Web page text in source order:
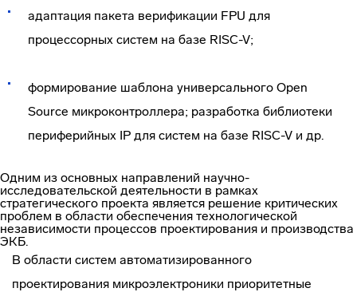
адаптация пакета верификации FPU для
процессорных систем на базе RISC-V;
формирование шаблона универсального Open
Source микроконтроллера; разработка библиотеки
периферийных IP для систем на базе RISC-V и др.
Одним из основных направлений научно-
исследовательской деятельности в рамках
стратегического проекта является решение критических
проблем в области обеспечения технологической
независимости процессов проектирования и производства
ЭКБ.
В области систем автоматизированного
проектирования микроэлектроники приоритетные